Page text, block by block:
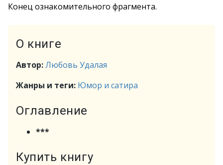
Конец ознакомительного фрагмента.
О книге
Автор:Любовь Удалая
Жанры и теги: Юмор и сатира
Оглавление
***
Купить книгу